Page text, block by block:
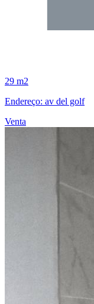
29 m2
Endereço: av del golf
Venta